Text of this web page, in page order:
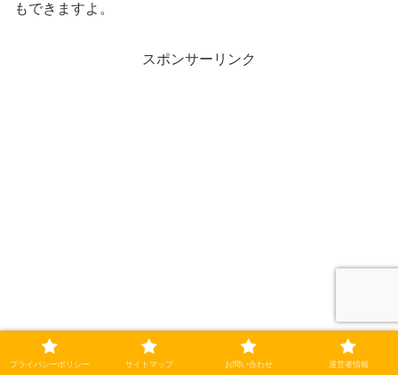
もできますよ。
スポンサーリンク
プライバシーポリシー サイトマップ お問い合わせ 運営者情報